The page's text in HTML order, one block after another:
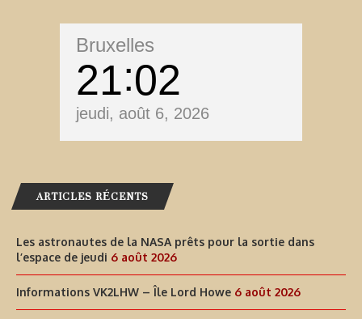
Bruxelles
21 02
jeudi, août 6, 2026
ARTICLES RÉCENTS
Les astronautes de la NASA prêts pour la sortie dans
l’espace de jeudi 6 août 2026
Informations VK2LHW – Île Lord Howe 6 août 2026